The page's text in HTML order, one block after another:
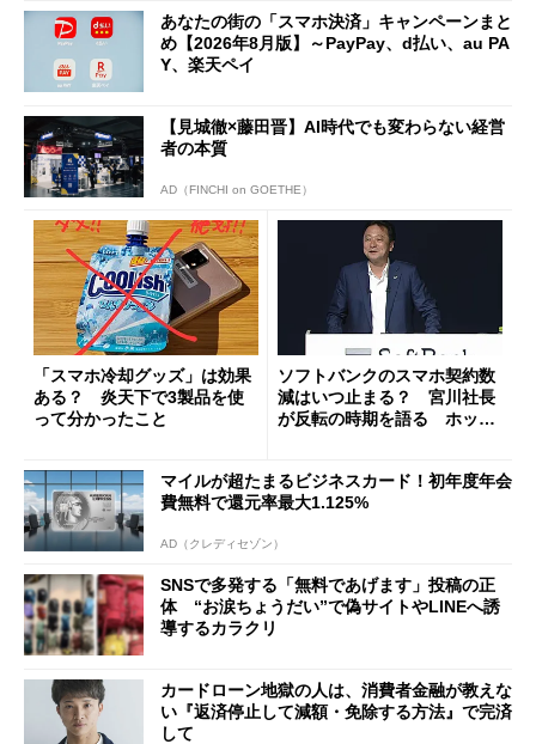
あなたの街の「スマホ決済」キャンペーンまと
め【2026年8月版】～PayPay、d払い、au PA
Y、楽天ペイ
【見城徹×藤田晋】AI時代でも変わらない経営
者の本質
AD（FINCHI on GOETHE）
「スマホ冷却グッズ」は効果
ある？ 炎天下で3製品を使
って分かったこと
ソフトバンクのスマホ契約数
減はいつ止まる？ 宮川社長
が反転の時期を語る ホッピ
マイルが超たまるビジネスカード！初年度年会
費無料で還元率最大1.125%
AD（クレディセゾン）
SNSで多発する「無料であげます」投稿の正
体 “お涙ちょうだい”で偽サイトやLINEへ誘
導するカラクリ
カードローン地獄の人は、消費者金融が教えな
い『返済停止して減額・免除する方法』で完済
して